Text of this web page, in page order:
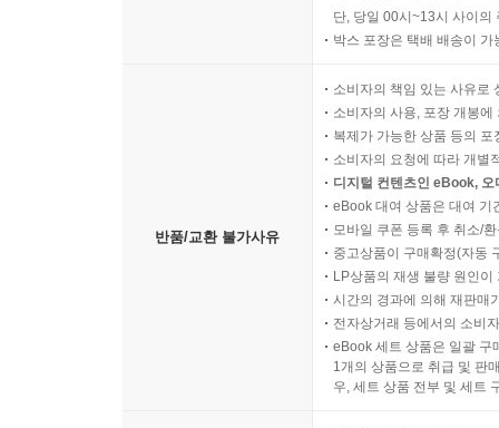
단, 당일 00시~13시 사이의
박스 포장은 택배 배송이
반품/교환 불가사유
소비자의 책임 있는 사유로
소비자의 사용, 포장 개봉
복제가 가능한 상품 등의
소비자의 요청에 따라 개별
디지털 컨텐츠인 eBook,
eBook 대여 상품은 대여 기
모바일 쿠폰 등록 후 취소/
중고상품이 구매확정(자동
LP상품의 재생 불량 원인
시간의 경과에 의해 재판매
전자상거래 등에서의 소비
eBook 세트 상품은 일괄 구
1개의 상품으로 취급 및 판
우, 세트 상품 전부 및 세트